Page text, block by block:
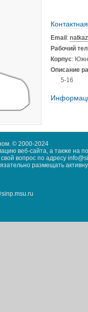
Email :
Рабочий
Корпус:
Описание
5-16
© 2000-2024
веб-сайта, а также
вопрос по адресу
размещать